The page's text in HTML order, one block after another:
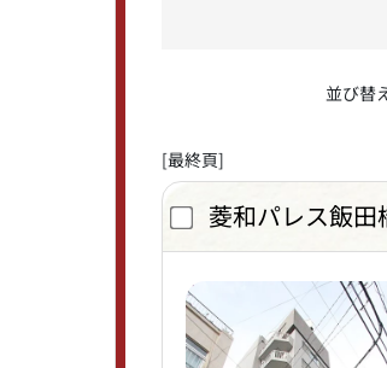
並び替
[最終頁]
菱和パレス飯田